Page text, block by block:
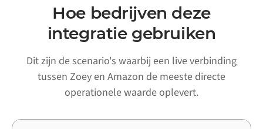
Hoe bedrijven deze
integratie gebruiken
Dit zijn de scenario's waarbij een live verbinding
tussen Zoey en Amazon de meeste directe
operationele waarde oplevert.